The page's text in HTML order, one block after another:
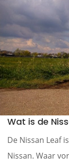
Wat is de
De Nissan Leaf
Nissan. Waar